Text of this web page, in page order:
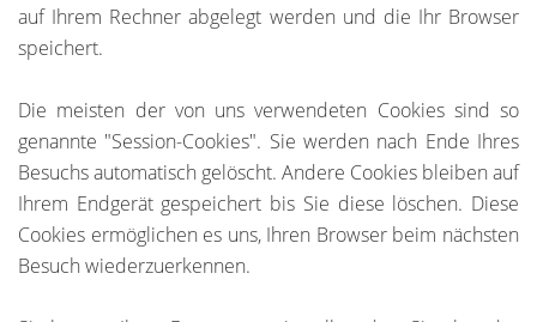
auf Ihrem Rechner abgelegt werden und die Ihr Browser
speichert.
Die meisten der von uns verwendeten Cookies sind so
genannte "Session-Cookies". Sie werden nach Ende Ihres
Besuchs automatisch gelöscht. Andere Cookies bleiben auf
Ihrem Endgerät gespeichert bis Sie diese löschen. Diese
Cookies ermöglichen es uns, Ihren Browser beim nächsten
Besuch wiederzuerkennen.